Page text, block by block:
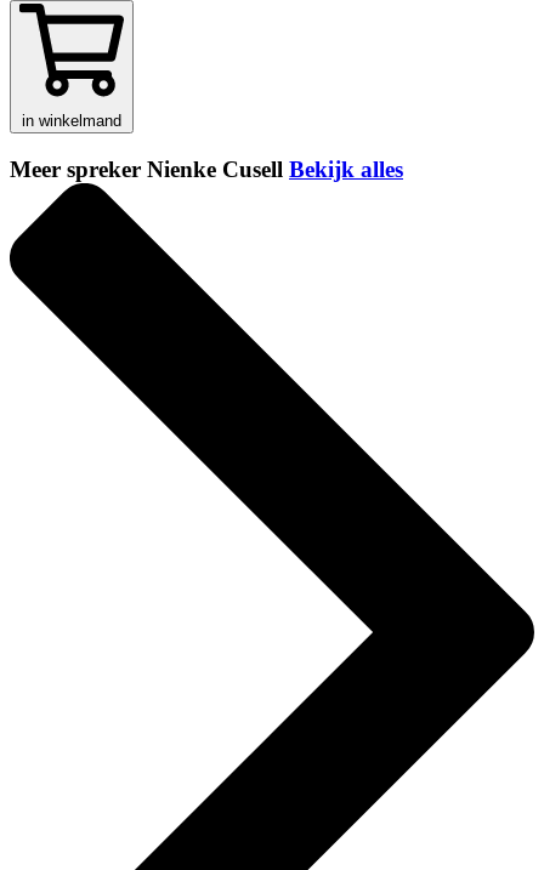
in winkelmand
Meer spreker Nienke Cusell Bekijk alles